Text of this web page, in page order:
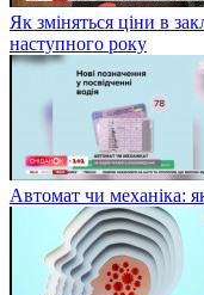
Як зміняться ціни в
наступного року
Автомат чи механіка: